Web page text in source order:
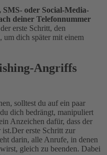
oder Social-Media-
deiner Telefonnummer
erste Schritt, den
dich später mit einem
Angriffs
solltest du auf ein paar
dich bedrängt, manipuliert
Anzeichen dafür, dass der
ist.Der erste Schritt zur
darin, alle Anrufe, in denen
gleich zu beenden. Dabei